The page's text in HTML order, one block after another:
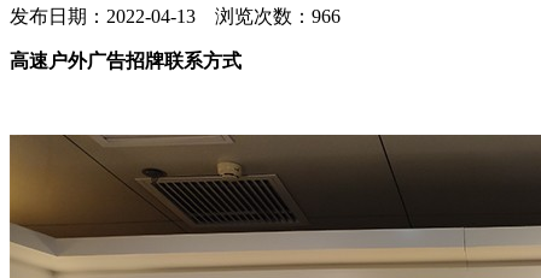
发布日期：2022-04-13 浏览次数：966
高速户外广告招牌联系方式